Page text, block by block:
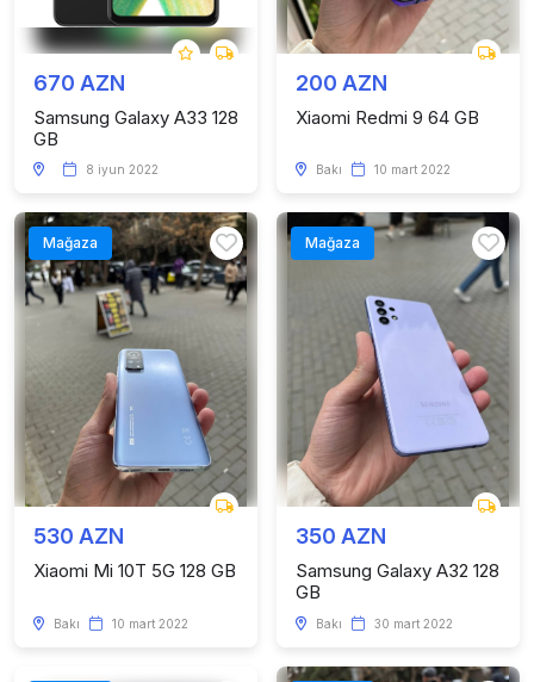
670 AZN
Samsung Galaxy A33 128
GB
8 iyun 2022
200 AZN
Xiaomi Redmi 9 64 GB
Bakı 10 mart 2022
Mağaza
530 AZN
Xiaomi Mi 10T 5G 128 GB
Bakı 10 mart 2022
Mağaza
350 AZN
Samsung Galaxy A32 128
GB
Bakı 30 mart 2022